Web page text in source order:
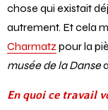
chose qui existait
autrement. Et cela
Charmatz pour la
musée de la Danse
En quoi ce travail